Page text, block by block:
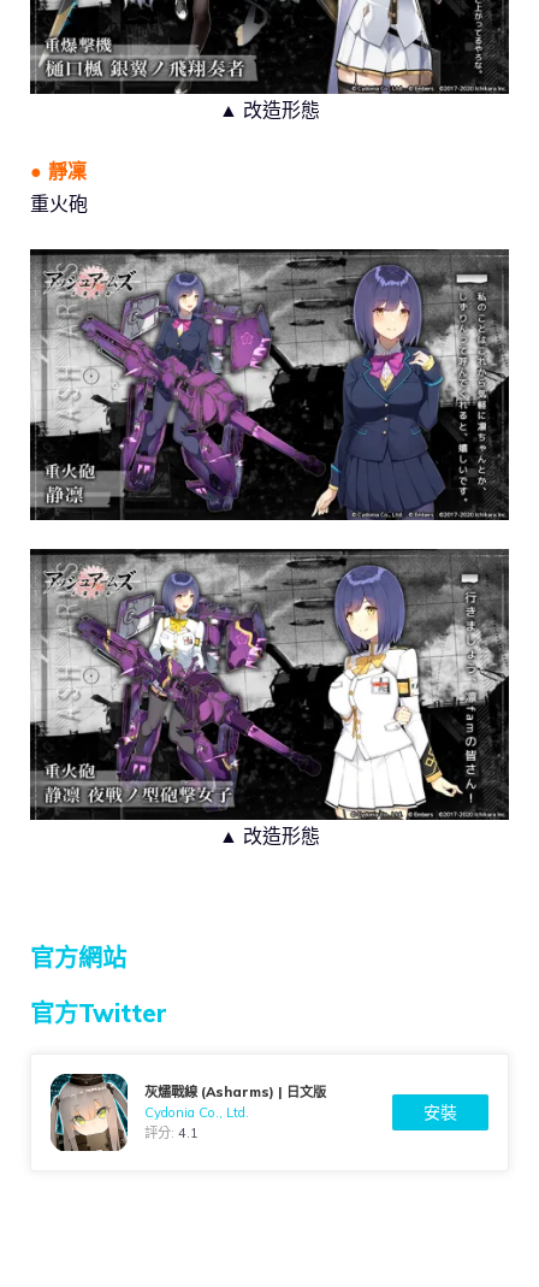
▲ 改造形態
● 靜凜
重火砲
▲ 改造形態
官方網站
官方Twitter
灰燼戰線 (Asharms) | 日文版
Cydonia Co., Ltd.
評分:4.1
安裝